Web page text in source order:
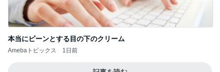
本当にピーンとする目の下のクリーム
Amebaトピックス 1日前